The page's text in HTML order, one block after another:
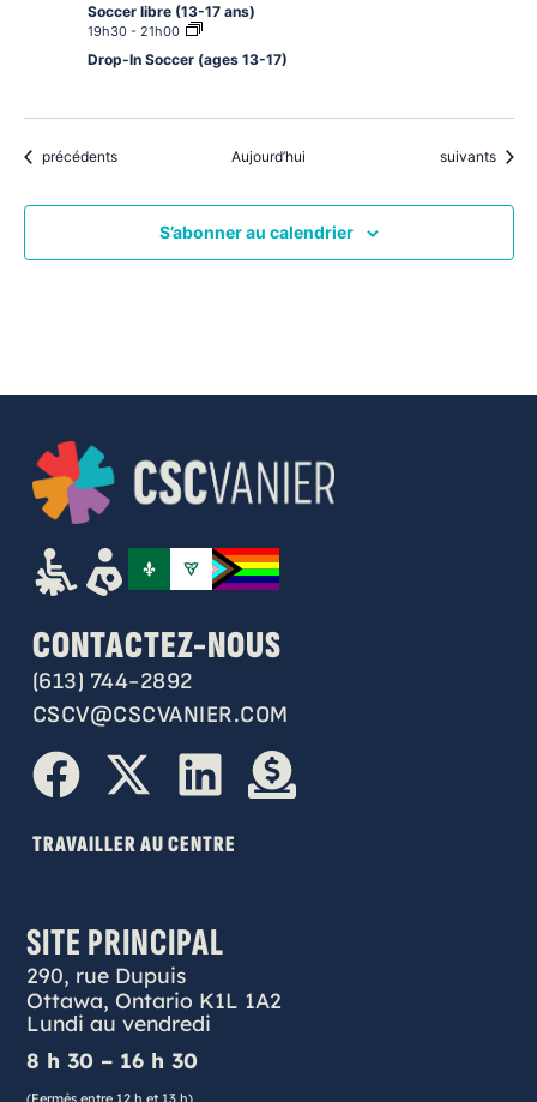
Soccer libre (13-17 ans)
19h30- 21h00
Drop-In Soccer (ages 13-17)
Évènements
précédents Aujourd’hui Évènements
suivants
S’abonner au calendrier
CONTACTEZ-NOUS
(613) 744-2892
CSCV@CSCVANIER.COM
TRAVAILLER AU CENTRE
SITE PRINCIPAL
290, rue Dupuis
Ottawa, Ontario K1L 1A2
Lundi au vendredi
8 h 30 – 16 h 30
(Fermés entre 12 h et 13 h)